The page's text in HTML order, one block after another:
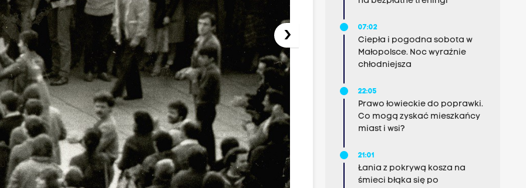
› 07:02
Ciepła i pogodna sobota w
Małopolsce. Noc wyraźnie
chłodniejsza
22:05
Prawo łowieckie do poprawki.
Co mogą zyskać mieszkańcy
miast i wsi?
21:01
Łania z pokrywą kosza na
śmieci błąka się po